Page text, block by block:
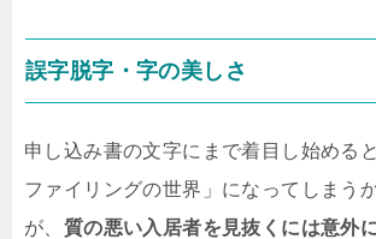
誤字脱字・字の美しさ
申し込み書の文字にまで着目し始める
ファイリングの世界」になってしまう
が、 質の悪い入居者を見抜くには意外